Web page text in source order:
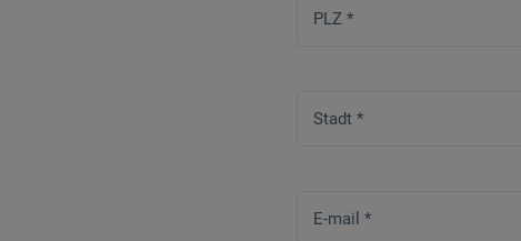
PLZ *
Stadt *
E-mail *